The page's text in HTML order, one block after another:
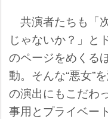
共演者たちも「
じゃないか？」と
のページをめくる
動。そんな“悪女”
の演出にもこだわ
事用とプライベー